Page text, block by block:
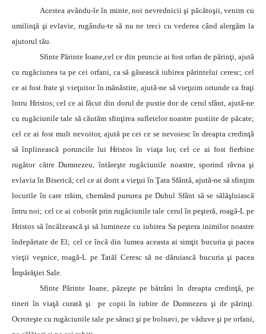
Acestea avându-le în minte, noi nevrednicii şi păcătoşii, venim cu
umilinţă şi evlavie, rugându-te să nu ne treci cu vederea când alergăm la
ajutorul tău.
Sfinte Părinte Ioane,cel ce din pruncie ai fost orfan de părinţi, ajută
cu rugăciunea ta pe cei orfani, ca să găsească iubirea părintelui ceresc; cel
ce ai fost frate şi vieţuitor în mănăstire, ajută-ne să vieţuim oriunde ca fraţi
întru Hristos; cel ce ai făcut din dorul de pustie dor de cerul sfânt, ajută-ne
cu rugăciunile tale să căutăm sfinţirea sufletelor noastre pustiite de păcate;
cel ce ai fost mult nevoitor, ajută pe cei ce se nevoiesc în dreapta credinţă
să înplinească poruncile lui Hristos în viaţa lor, cel ce ai fost fierbine
rugător către Dumnezeu, întăreşte rugăciunile noastre, sporind râvna şi
evlavia în Biserică; cel ce ai dorit a vieţui în Ţara Sfântă, ajută-ne să sfinţim
locurile în care trăim, chemând pururea pe Duhul Sfânt să se sălăşluiască
întru noi; cel ce ai coborât prin rugăciunile tale cerul în peşteră, roagă-L pe
Hristos să încălzească şi să lumineze cu iubirea Sa peştera inimilor noastre
îndepărtate de El; cel ce încă din lumea aceasta ai simţit bucuria şi pacea
vieţii veşnice, roagă-L pe Tatăl Ceresc să ne dăruiască bucuria şi pacea
Împărăţiei Sale.
Sfinte Părinte Ioane, păzeşte pe bătrâni în dreapta credinţă, pe
tineri în viaţă curată şi pe copii în iubire de Dumnezeu şi de părinţi.
Ocroteşte cu rugăciunile tale pe săraci şi pe bolnavi, pe văduve şi pe orfani,